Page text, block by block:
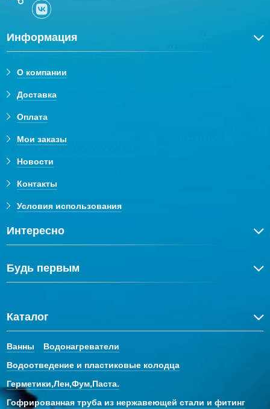
Информация
О компании
Доставка
Оплата
Мои заказы
Новости
Контакты
Условия использования
Интересно
Будь первым
Каталог
Ванны
Водонагреватели
Водоотведение и пластиковые колодца
Герметики,Лен,Фум,Паста.
Гофрированная труба из нержавеющей стали и фитинг